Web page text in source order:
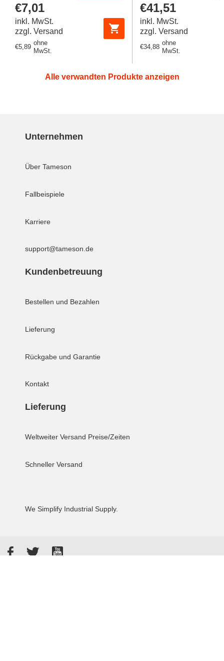
Regulärer
Preis
€7,01
inkl. MwSt.
zzgl. Versand
Regulärer
€5,89
ohne
MwSt.
Regulärer
Preis
€41,51
inkl. MwSt.
zzgl. Versand
Regulärer
€34,88
ohne
MwSt.
Alle verwandten Produkte anzeigen
Unternehmen
Über Tameson
Fallbeispiele
Karriere
support@tameson.de
Kundenbetreuung
Bestellen und Bezahlen
Lieferung
Rückgabe und Garantie
Kontakt
Lieferung
Weltweiter Versand Preise/Zeiten
Schneller Versand
We Simplify Industrial Supply.
FacebookTwitterYouTube